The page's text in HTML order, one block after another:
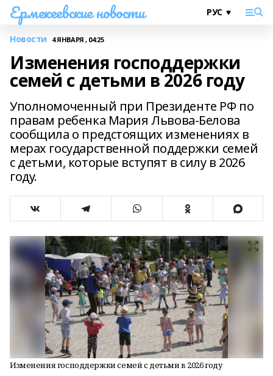
Ермекеевские новости
Новости 4 ЯНВАРЯ , 04:25
Изменения господдержки
семей с детьми в 2026 году
Уполномоченный при Президенте РФ по
правам ребенка Мария Львова-Белова
сообщила о предстоящих изменениях в
мерах государственной поддержки семей
с детьми, которые вступят в силу в 2026
году.
Изменения господдержки семей с детьми в 2026 году